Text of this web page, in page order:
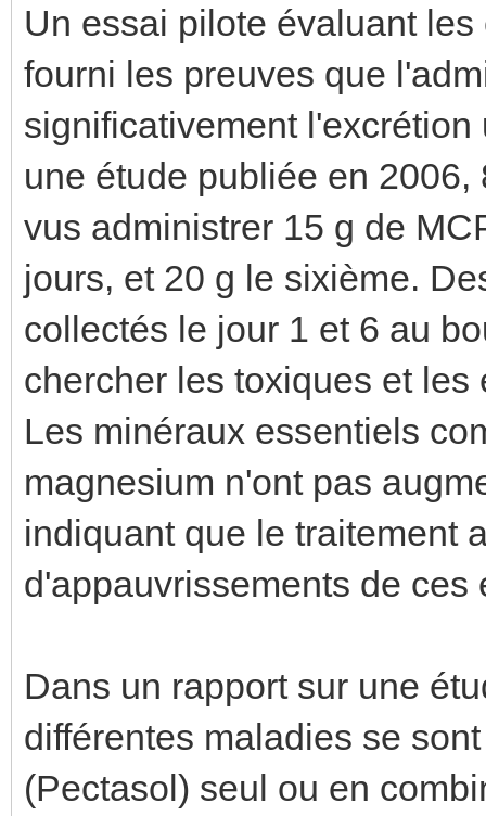
Un essai pilote évaluant
fourni les preuves que
significativement
une étude publiée en
vus administrer 15 g de
jours, et 20 g le sixième.
collectés le jour 1 et 6 au
chercher les toxiques et
Les minéraux essentiels
magnesium n'ont pas
indiquant que le traitement
d'appauvrissements de ces
Dans un rapport sur une
différentes maladies se
(Pectasol) seul ou en